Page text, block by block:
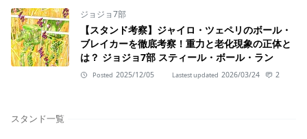
ジョジョ7部
【スタンド考察】ジャイロ・ツェペリのボール・
ブレイカーを徹底考察！重力と老化現象の正体と
は？ ジョジョ7部 スティール・ボール・ラン
Posted 2025/12/05 Lastest updated 2026/03/24 2
スタンド一覧